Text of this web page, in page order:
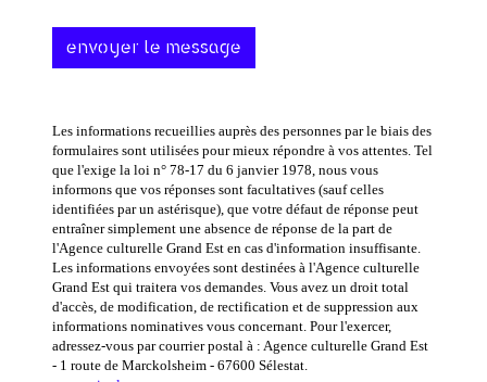
envoyer le message
Les informations recueillies auprès des personnes par le biais des
formulaires sont utilisées pour mieux répondre à vos attentes. Tel
que l'exige la loi n° 78-17 du 6 janvier 1978, nous vous
informons que vos réponses sont facultatives (sauf celles
identifiées par un astérisque), que votre défaut de réponse peut
entraîner simplement une absence de réponse de la part de
l'Agence culturelle Grand Est en cas d'information insuffisante.
Les informations envoyées sont destinées à l'Agence culturelle
Grand Est qui traitera vos demandes. Vous avez un droit total
d'accès, de modification, de rectification et de suppression aux
informations nominatives vous concernant. Pour l'exercer,
adressez-vous par courrier postal à : Agence culturelle Grand Est
- 1 route de Marckolsheim - 67600 Sélestat.